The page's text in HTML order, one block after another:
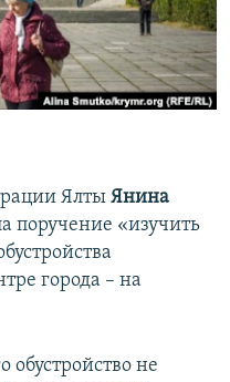
Ялты Янина
поручение «изучить
города – на
обустройство не